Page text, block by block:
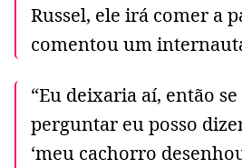
Russel, ele irá comer a
comentou um
“Eu deixaria aí, então
perguntar eu posso
‘meu cachorro